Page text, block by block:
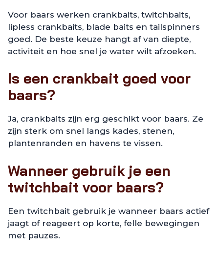
Voor baars werken crankbaits, twitchbaits,
lipless crankbaits, blade baits en tailspinners
goed. De beste keuze hangt af van diepte,
activiteit en hoe snel je water wilt afzoeken.
Is een crankbait goed voor
baars?
Ja, crankbaits zijn erg geschikt voor baars. Ze
zijn sterk om snel langs kades, stenen,
plantenranden en havens te vissen.
Wanneer gebruik je een
twitchbait voor baars?
Een twitchbait gebruik je wanneer baars actief
jaagt of reageert op korte, felle bewegingen
met pauzes.